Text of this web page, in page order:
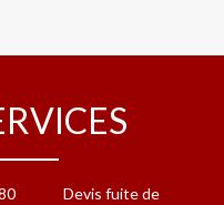
Devis fuite de